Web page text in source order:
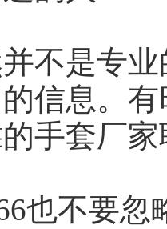
不是专业的
信息。有
手套厂
不要忽略